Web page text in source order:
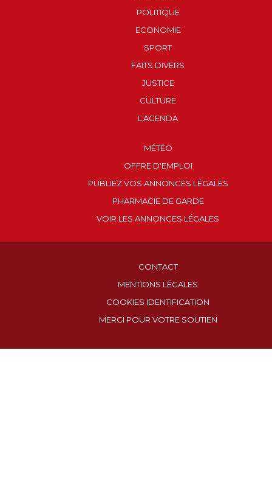
POLITIQUE
ECONOMIE
SPORT
FAITS DIVERS
JUSTICE
CULTURE
L'AGENDA
MÉTÉO
OFFRE D'EMPLOI
PUBLIEZ VOS ANNONCES LÉGALES
PHARMACIE DE GARDE
VOIR LES ANNONCES LÉGALES
CONTACT
MENTIONS LÉGALES
COOKIES IDENTIFICATION
MERCI POUR VOTRE SOUTIEN